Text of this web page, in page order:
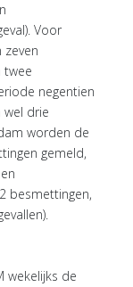
Voor
zeven
twee
negentien
wel drie
worden de
gemeld,
besmettingen,
wekelijks de